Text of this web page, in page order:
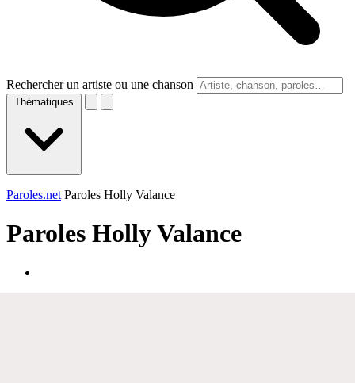
Rechercher un artiste ou une chanson
Thématiques
Paroles.net Paroles Holly Valance
Paroles Holly Valance